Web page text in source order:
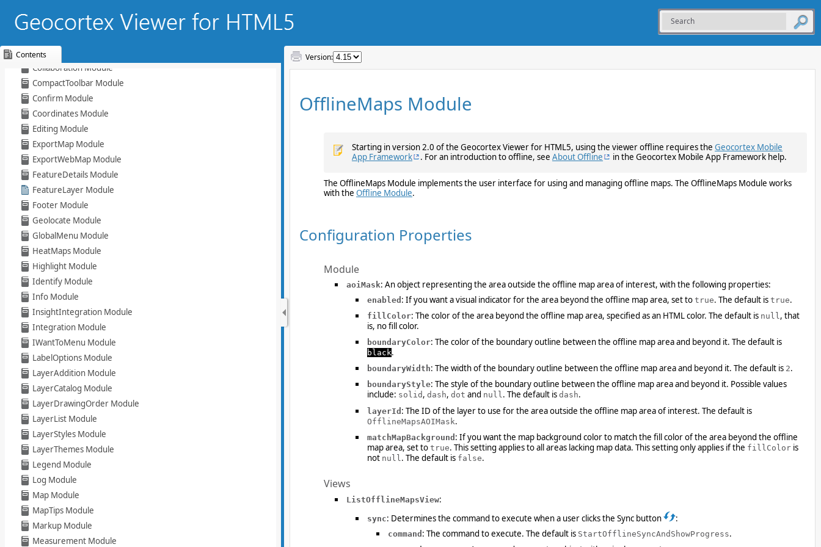
Skip To Main
Content
Contents
Buffer Module
ClusterLayers Module
Collaboration Module
CompactToolbar Module
Confirm Module
Coordinates Module
Editing Module
ExportMap Module
ExportWebMap Module
FeatureDetails Module
FeatureLayer Module
Footer Module
Geolocate Module
GlobalMenu Module
HeatMaps Module
Highlight Module
Identify Module
Info Module
InsightIntegration Module
Integration Module
IWantToMenu Module
LabelOptions Module
LayerAddition Module
LayerCatalog Module
LayerDrawingOrder Module
LayerList Module
LayerStyles Module
LayerThemes Module
Legend Module
Log Module
Map Module
MapTips Module
Markup Module
Measurement Module
Version: